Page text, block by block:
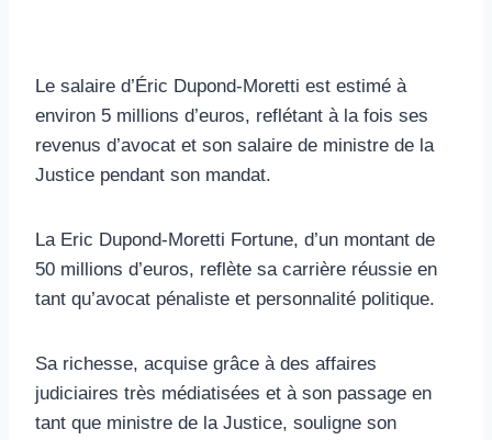
Le salaire d’Éric Dupond-Moretti est estimé à
environ 5 millions d’euros, reflétant à la fois ses
revenus d’avocat et son salaire de ministre de la
Justice pendant son mandat.
La Eric Dupond-Moretti Fortune, d’un montant de
50 millions d’euros, reflète sa carrière réussie en
tant qu’avocat pénaliste et personnalité politique.
Sa richesse, acquise grâce à des affaires
judiciaires très médiatisées et à son passage en
tant que ministre de la Justice, souligne son